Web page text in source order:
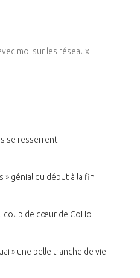
moi sur les réseaux
se resserrent
» génial du début à la fin
coup de cœur de CoHo
» une belle tranche de vie